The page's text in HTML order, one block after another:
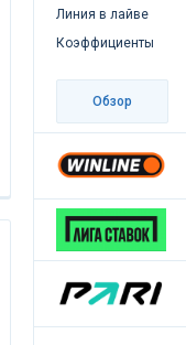
Линия в лайве
Коэффициенты
Обзор